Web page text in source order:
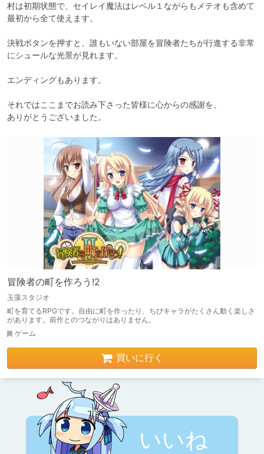
村は初期状態で、セイレイ魔法はレベル１ながらもメテオも含めて
最初から全て使えます。
決戦ボタンを押すと、誰もいない部屋を冒険者たちが行進する非常
にシュールな光景が見れます。
エンディングもあります。
それではここまでお読み下さった皆様に心からの感謝を。
ありがとうございました。
冒険者の町を作ろう!2
玉藻スタジオ
町を育てるRPGです。自由に町を作ったり、ちびキャラがたくさん動く楽しさ
があります。前作とのつながりはありません。
ゲーム
買いに行く
いいね